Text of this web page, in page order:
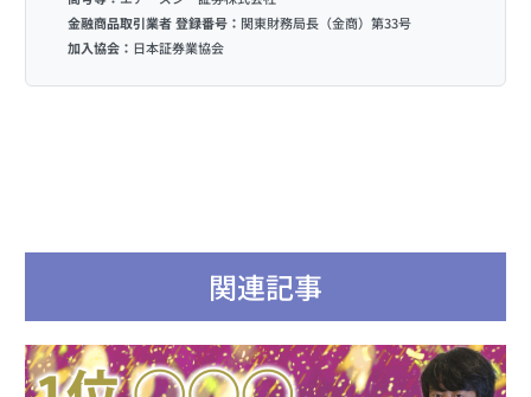
金融商品取引業者 登録番号： 関東財務局長（金商）第33号
加入協会： 日本証券業協会
関連記事